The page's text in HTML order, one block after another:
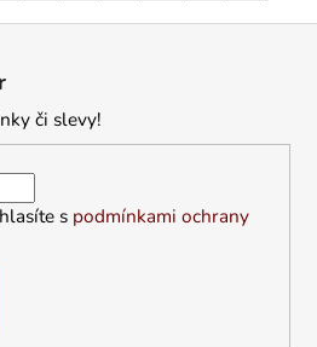
či slevy!
s podmínkami ochrany